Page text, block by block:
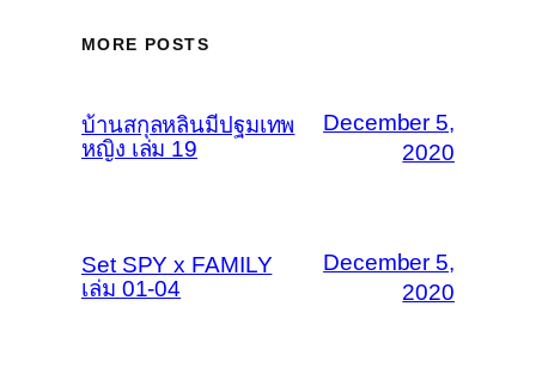
MORE POSTS
บ้านสกุลหลินมีปฐมเทพ
หญิง เล่ม 19
December 5,
2020
Set SPY x FAMILY
เล่ม 01-04
December 5,
2020